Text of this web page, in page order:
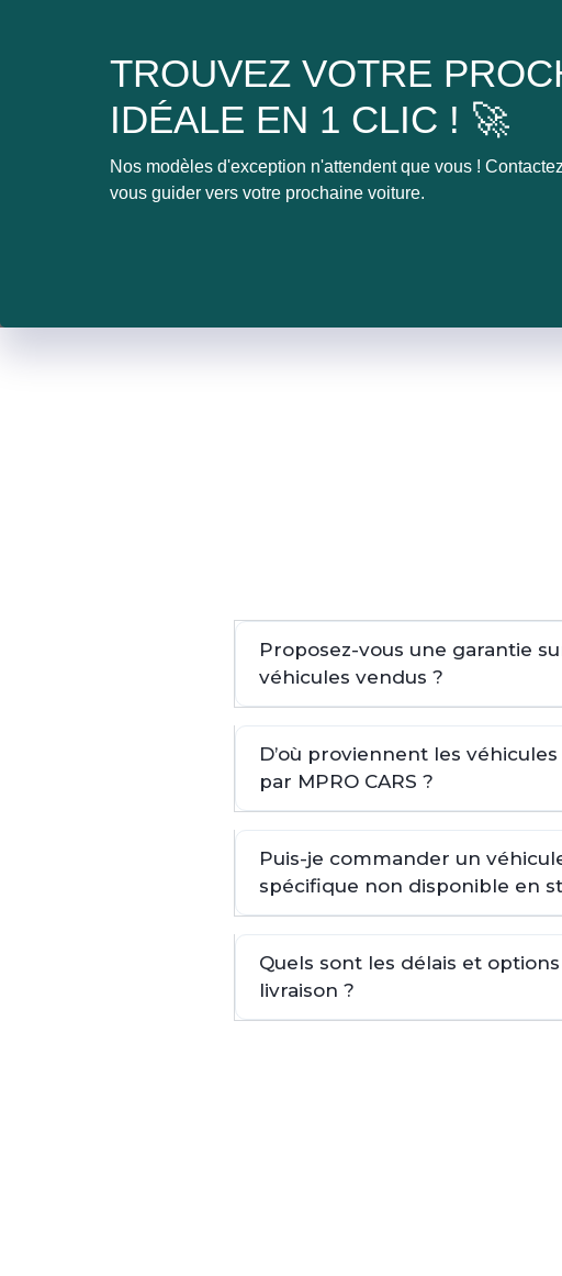
TROUVEZ VOTRE
IDÉALE EN 1 CLIC ! 🚀
Nos modèles d'exception n'attendent que vous !
vous guider vers votre prochaine voiture.
Proposez-vous une garantie
véhicules vendus ?
D’où proviennent les
par MPRO CARS ?
Puis-je commander un
spécifique non disponible en
Quels sont les délais et
livraison ?